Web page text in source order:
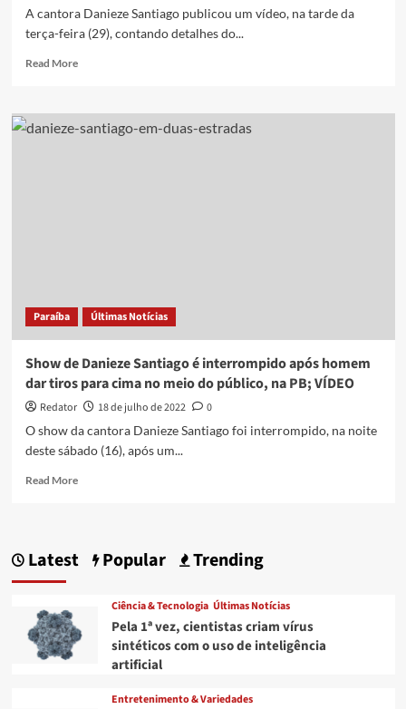
A cantora Danieze Santiago publicou um vídeo, na tarde da
terça-feira (29), contando detalhes do...
Read MoreRead
VÍDEO:
Danieze
Paraíba Últimas Notícias
Show de Danieze Santiago é interrompido após homem
dar tiros para cima no meio do público, na PB; VÍDEO
Redator 18 de julho de 2022
0
O show da cantora Danieze Santiago foi interrompido, na noite
deste sábado (16), após um...
Read MoreRead
Danieze
após
homem
Latest Popular Trending
Ciência & Tecnologia Últimas Notícias
Pela 1ª vez, cientistas criam vírus
sintéticos com o uso de inteligência
artificial
Entretenimento & Variedades